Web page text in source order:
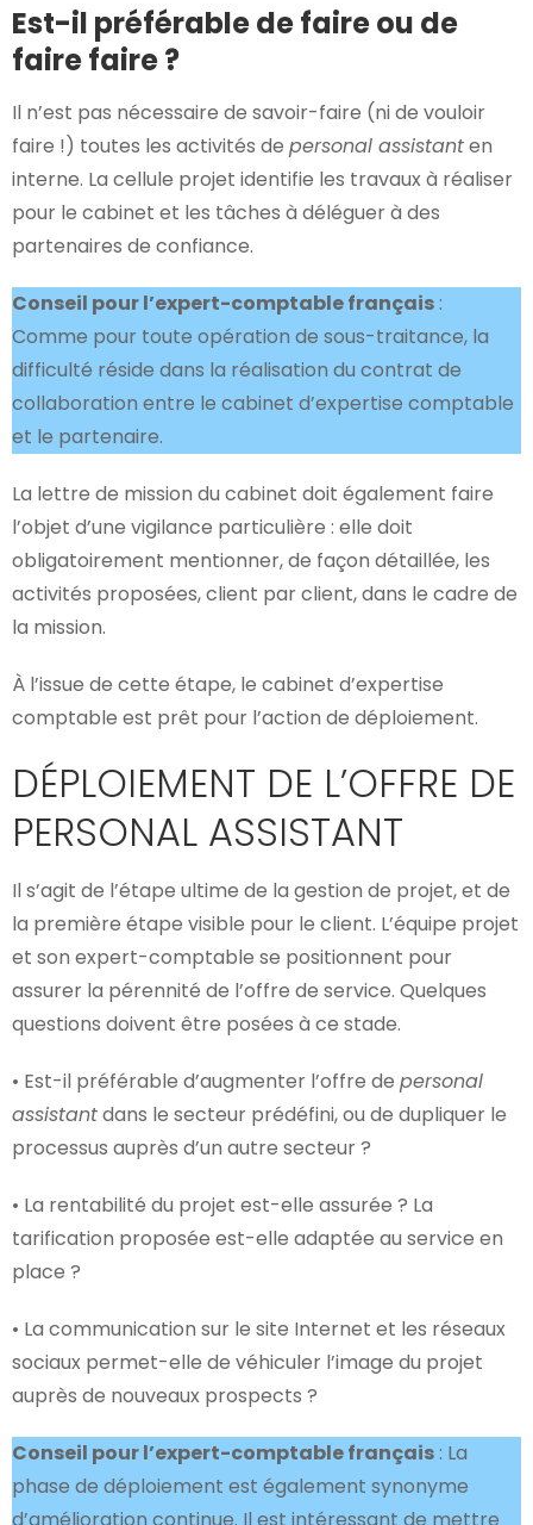
Est-il préférable de faire ou de
faire faire ?
Il n’est pas nécessaire de savoir-faire (ni de vouloir
faire !) toutes les activités de personal assistanten
interne. La cellule projet identifie les travaux à réaliser
pour le cabinet et les tâches à déléguer à des
partenaires de confiance.
Conseil pour l’expert-comptable français:
Comme pour toute opération de sous-traitance, la
difficulté réside dans la réalisation du contrat de
collaboration entre le cabinet d’expertise comptable
et le partenaire.
La lettre de mission du cabinet doit également faire
l’objet d’une vigilance particulière : elle doit
obligatoirement mentionner, de façon détaillée, les
activités proposées, client par client, dans le cadre de
la mission.
À l’issue de cette étape, le cabinet d’expertise
comptable est prêt pour l’action de déploiement.
DÉPLOIEMENT DE L’OFFRE DE
PERSONAL ASSISTANT
Il s’agit de l’étape ultime de la gestion de projet, et de
la première étape visible pour le client. L’équipe projet
et son expert-comptable se positionnent pour
assurer la pérennité de l’offre de service. Quelques
questions doivent être posées à ce stade.
• Est-il préférable d’augmenter l’offre de personal
assistantdans le secteur prédéfini, ou de dupliquer le
processus auprès d’un autre secteur ?
• La rentabilité du projet est-elle assurée ? La
tarification proposée est-elle adaptée au service en
place ?
• La communication sur le site Internet et les réseaux
sociaux permet-elle de véhiculer l’image du projet
auprès de nouveaux prospects ?
Conseil pour l’expert-comptable français: La
phase de déploiement est également synonyme
d’amélioration continue. Il est intéressant de mettre